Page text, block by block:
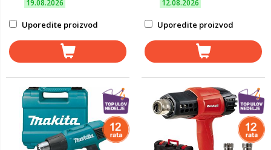
19.08.2026
Uporedite proizvod
12.08.2026
Uporedite proizvod